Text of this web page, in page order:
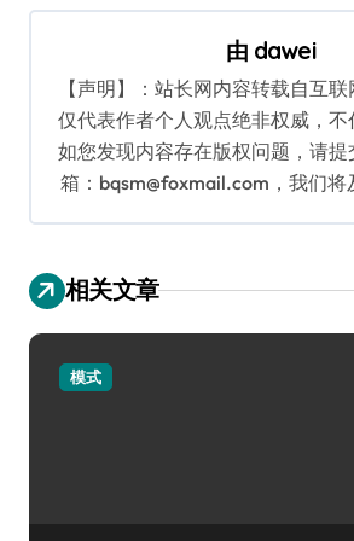
航
由 dawei
【声明】：站长网内容转载自互
仅代表作者个人观点绝非权威，不
如您发现内容存在版权问题，请
箱：bqsm@foxmail.com，我们将
相关文章
模式